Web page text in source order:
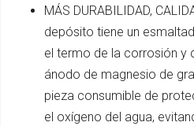
MÁS DURABILIDAD,
depósito tiene un
el termo de la corrosión y
ánodo de magnesio de
pieza consumible de
el oxígeno del agua,